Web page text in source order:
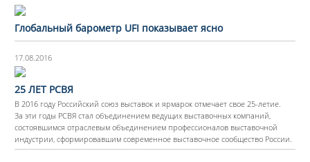
Глобальный барометр UFI показывает ясно
17.08.2016
25 ЛЕТ РСВЯ
В 2016 году Российский союз выставок и ярмарок отмечает свое 25-летие.
За эти годы РСВЯ стал объединением ведущих выставочных компаний,
состоявшимся отраслевым объединением профессионалов выставочной
индустрии, сформировавшим современное выставочное сообщество России.